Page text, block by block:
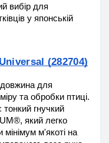
вибір для
у японській
(282704)
для
та обробки птиці.
гнучкий
який легко
мінімум м'якоті на